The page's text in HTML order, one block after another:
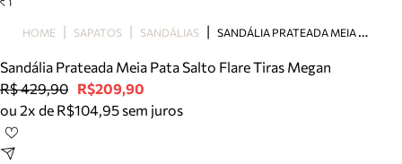
Bolsa
Tamanco
Tênis
Mule
HOME SAPATOS SANDÁLIAS S
ANDÁLIA PRATEADA MEIA PATA SALTO FLARE TIRAS MEGAN
Sandália Prateada Meia Pata Salto Flare Tiras Megan
R$ 429,90 R$209,90
ou 2x de R$104,95 sem juros